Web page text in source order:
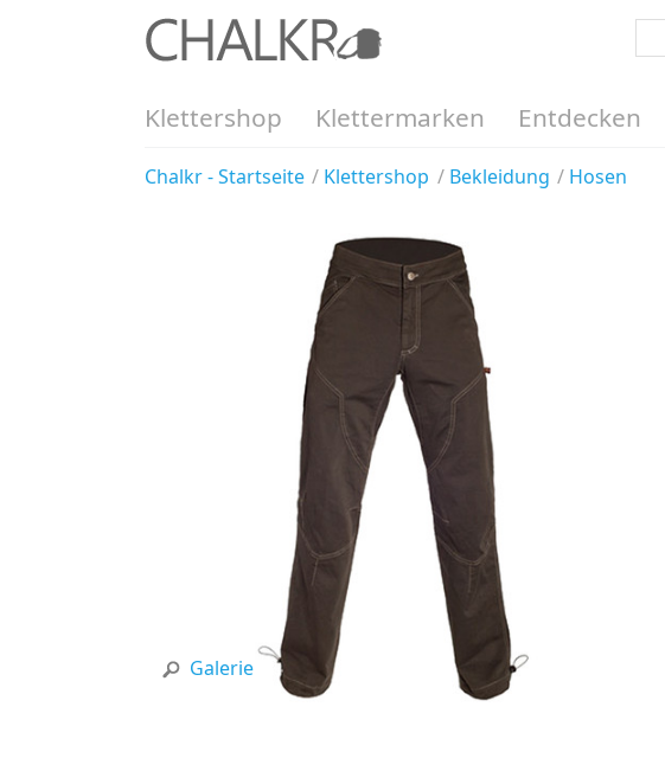
Klettershop Klettermarken Entdecken
Chalkr - Startseite Klettershop Bekleidung Hosen
Galerie